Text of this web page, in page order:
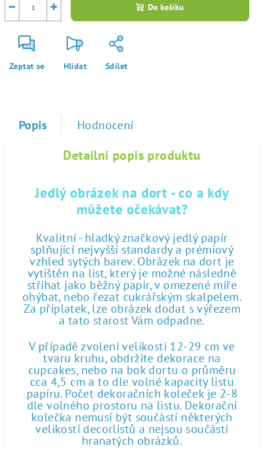
+
− Do košíku
Zeptat se Hlídat Sdílet
Popis Hodnocení
Detailní popis produktu
Jedlý obrázek na dort - co a kdy
můžete očekávat?
Kvalitní - hladký značkový jedlý papír
splňující nejvyšší standardy a prémiový
vzhled sytých barev. Obrázek na dort je
vytištěn na list, který je možné následně
stříhat jako běžný papír, v omezené míře
ohýbat, nebo řezat cukrářským skalpelem.
Za příplatek, lze obrázek dodat s výřezem
a tato starost Vám odpadne.
V případě zvolení velikosti 12-29 cm ve
tvaru kruhu, obdržíte dekorace na
cupcakes, nebo na bok dortu o průměru
cca 4,5 cm a to dle volné kapacity listu
papíru. Počet dekoračních koleček je 2-8
dle volného prostoru na listu. Dekorační
kolečka nemusí být součástí některých
velikostí decorlistů a nejsou součástí
hranatých obrázků.